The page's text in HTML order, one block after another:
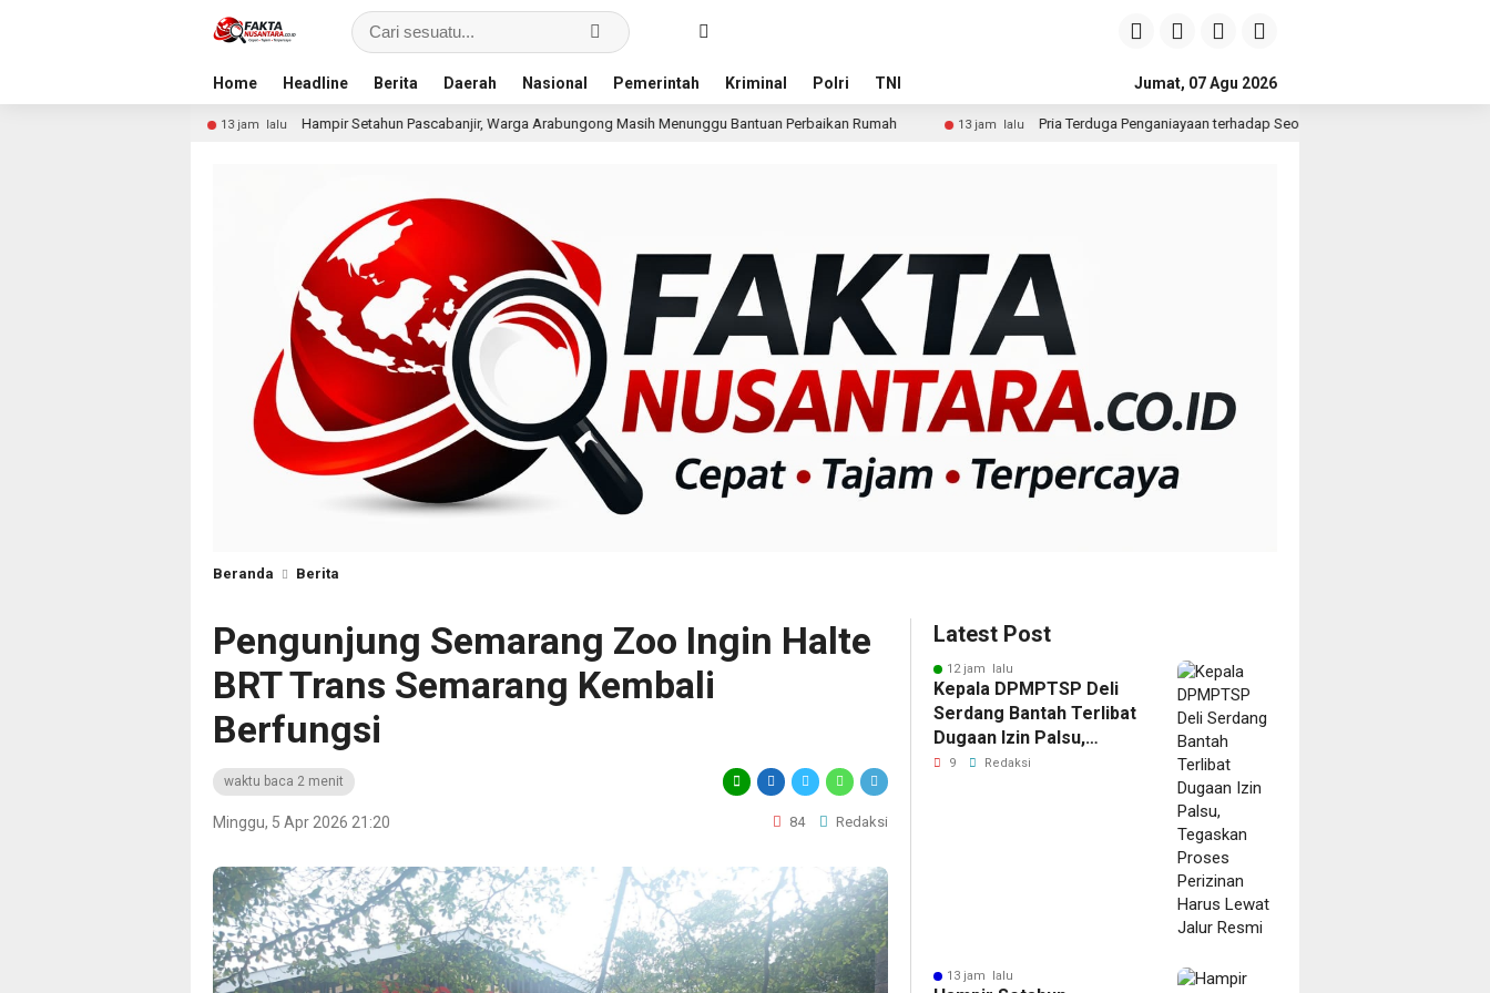
Home Headline Berita Daerah Nasional Pemerintah Kriminal Polri TNI Jumat, 07 Agu 2026
Hampir Setahun Pascabanjir, Warga Arabungong Masih Menunggu Bantuan Perbaikan Rumah 13 jam lalu Pria Terduga Penganiayaan terhadap Seorang Wanita di Medan Ditangkap Polisi
Beranda Berita
Pengunjung Semarang Zoo Ingin Halte
BRT Trans Semarang Kembali
Berfungsi
waktu baca 2 menit
Minggu, 5 Apr 2026 21:20 84 Redaksi
Latest Post
12 jam lalu
Kepala DPMPTSP Deli
Serdang Bantah Terlibat
Dugaan Izin Palsu,
Tegaskan Proses
9 Redaksi
13 jam lalu